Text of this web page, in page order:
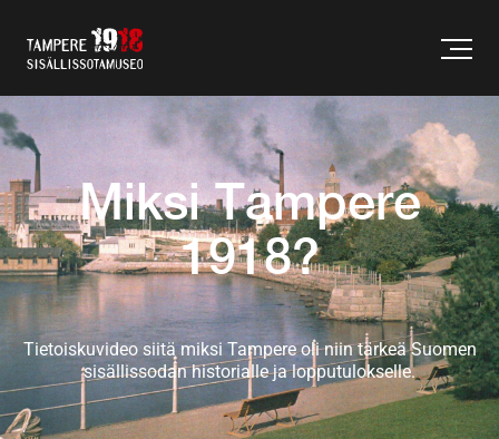
Miksi Tampere
1918?
Tietoiskuvideo siitä miksi Tampere oli niin tärkeä Suomen
sisällissodan historialle ja lopputulokselle.